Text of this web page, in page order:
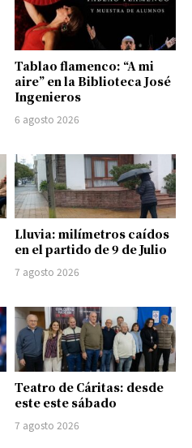
Tablao flamenco: “A mi
aire” en la Biblioteca José
Ingenieros
6 agosto 2026
Lluvia: milímetros caídos
en el partido de 9 de Julio
7 agosto 2026
Teatro de Cáritas: desde
este este sábado
7 agosto 2026